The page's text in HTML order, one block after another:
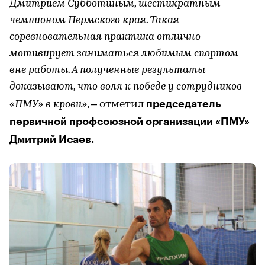
Дмитрием Субботиным, шестикратным
чемпионом Пермского края. Такая
соревновательная практика отлично
мотивирует заниматься любимым спортом
вне работы. А полученные результаты
доказывают, что воля к победе у сотрудников
«ПМУ» в крови», – отметил председатель
первичной профсоюзной организации «ПМУ»
Дмитрий Исаев.